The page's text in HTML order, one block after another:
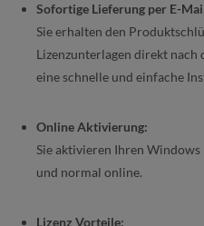
Sofortige Lieferung per E-
Sie erhalten den
Lizenzunterlagen direkt
eine schnelle und einfache
Online Aktivierung:
Sie aktivieren Ihren
und normal online.
Lizenz Vorteile: